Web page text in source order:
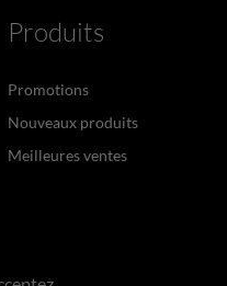
Produits
Promotions
Nouveaux produits
Meilleures ventes